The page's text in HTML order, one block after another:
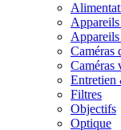
Caméras
Caméras
Entretien
Filtres
Objectifs
Optique